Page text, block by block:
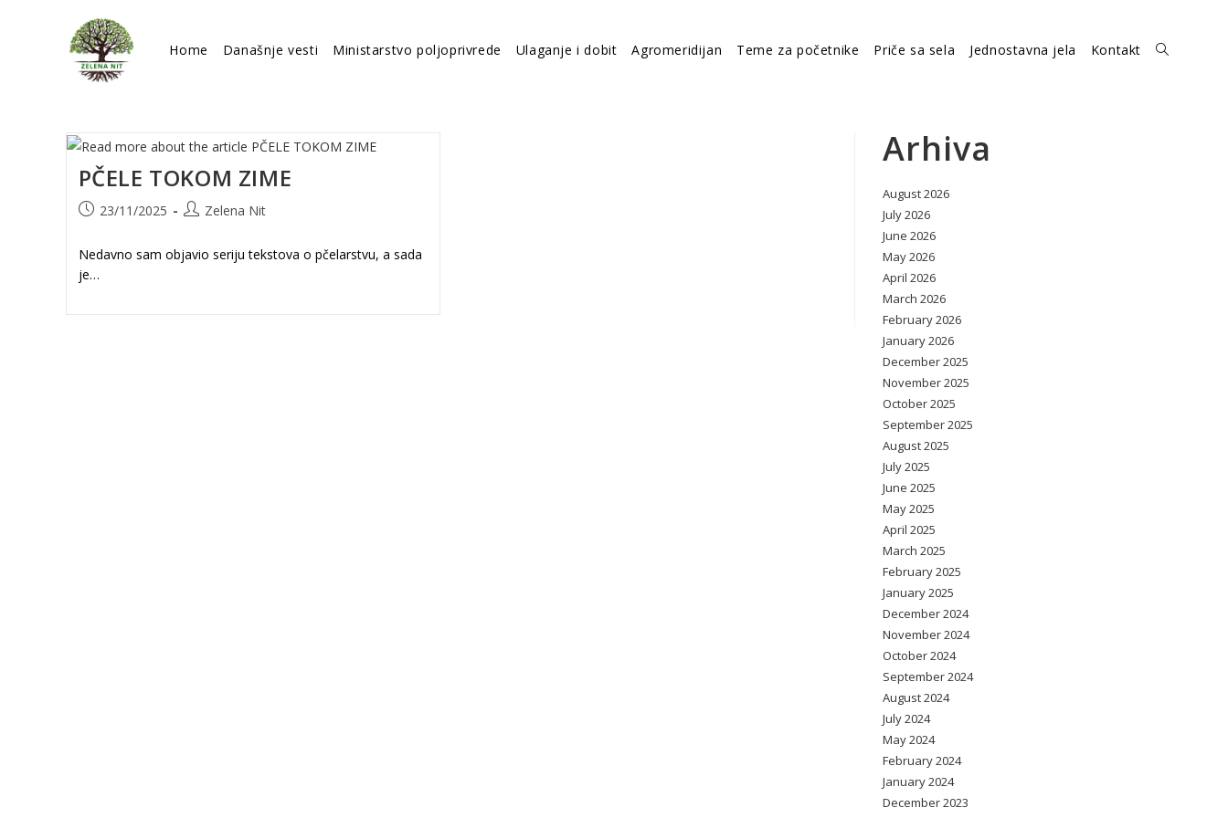
Home Današnje vesti Ministarstvo poljoprivrede Ulaganje i dobit Agromeridijan Teme za početnike Priče sa sela Jednostavna jela Kontakt Toggle
PČELE TOKOM ZIME
Post23/11/2025
PostZelena Nit
Nedavno sam objavio seriju tekstova o pčelarstvu, a sada
je…
Arhiva
August 2026
July 2026
June 2026
May 2026
April 2026
March 2026
February 2026
January 2026
December 2025
November 2025
October 2025
September 2025
August 2025
July 2025
June 2025
May 2025
April 2025
March 2025
February 2025
January 2025
December 2024
November 2024
October 2024
September 2024
August 2024
July 2024
May 2024
February 2024
January 2024
December 2023